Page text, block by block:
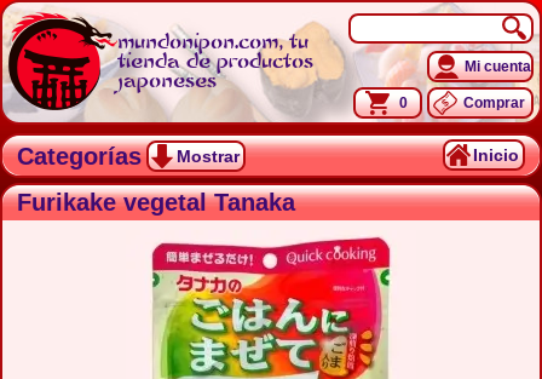
mundonipon.com, tu
tienda de productos
japoneses
Mi cuenta
0 Comprar
Categorías Mostrar Inicio
Furikake vegetal Tanaka